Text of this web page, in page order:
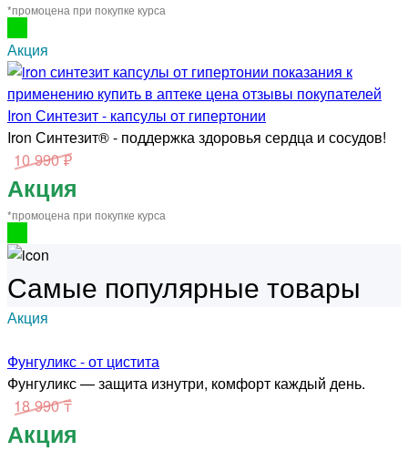
*промоцена при покупке курса
Акция
Iron Синтезит - капсулы от гипертонии
Iron Синтезит® - поддержка здоровья сердца и сосудов!
10 990 ₽
Акция
*промоцена при покупке курса
Самые популярные товары
Акция
Фунгуликс - от цистита
Фунгуликс — защита изнутри, комфорт каждый день.
18 990 ₸
Акция